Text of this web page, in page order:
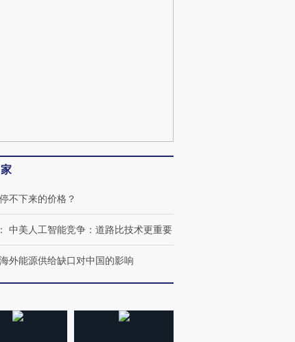
吸金
马航飞行员跨国走私7万
停不下来的价格？
： 中美人工智能竞争：道路比技术更重要
海外能源供给缺口对中国的影响